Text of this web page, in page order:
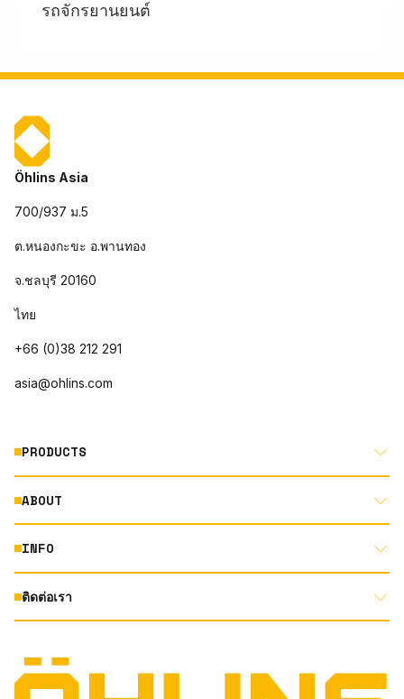
รถจักรยานยนต์
Öhlins Asia
700/937 ม.5
ต.หนองกะขะ อ.พานทอง
จ.ชลบุรี 20160
ไทย
+66 (0)38 212 291
asia@ohlins.com
PRODUCTS
MOTORCYCLE
AUTOMOTIVE
ABOUT
ABOUT US
RACING
TERMS AND CONDITIONS
INFO
DOCUMENT LIBRARY
TECHNOLOGY
ติดต่อเรา
INSTAGRAM